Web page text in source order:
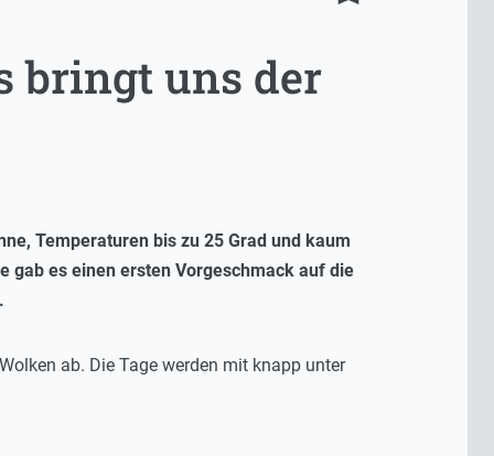
bringt uns der
Temperaturen bis zu 25 Grad und kaum
gab es einen ersten Vorgeschmack auf die
ab. Die Tage werden mit knapp unter